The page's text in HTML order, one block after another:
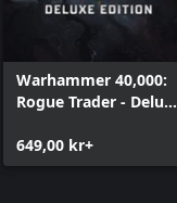
Warhammer 40,000:
Rogue Trader - Deluxe
649,00 kr+